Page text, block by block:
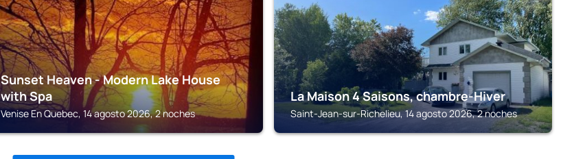
Sunset Heaven - Modern Lake House
with Spa
Venise En Quebec, 14 agosto 2026, 2 noches
La Maison 4 Saisons, chambre-Hiver
Saint-Jean-sur-Richelieu, 14 agosto 2026, 2 noches